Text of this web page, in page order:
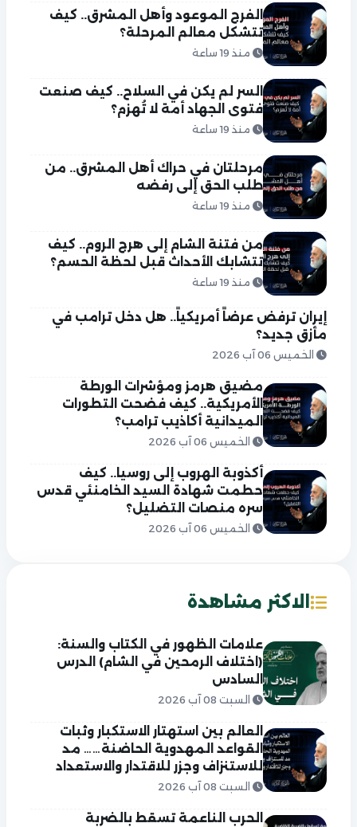
الفرج الموعود وأهل المشرق.. كيف
تتشكل معالم المرحلة؟
منذ 19 ساعة
السر لم يكن في السلاح.. كيف صنعت
فتوى الجهاد أمة لا تُهزم؟
منذ 19 ساعة
مرحلتان في حراك أهل المشرق.. من
طلب الحق إلى رفضه
منذ 19 ساعة
من فتنة الشام إلى هرج الروم.. كيف
تتشابك الأحداث قبل لحظة الحسم؟
منذ 19 ساعة
إيران ترفض عرضاً أمريكياً.. هل دخل ترامب في
مأزق جديد؟
الخميس 06 آب 2026
مضيق هرمز ومؤشرات الورطة
الأمريكية.. كيف فضحت التطورات
الميدانية أكاذيب ترامب؟
الخميس 06 آب 2026
أكذوبة الهروب إلى روسيا.. كيف
حطمت شهادة السيد الخامنئي قدس
سره منصات التضليل؟
الخميس 06 آب 2026
الاكثر مشاهدة
علامات الظهور في الكتاب والسنة:
(اختلاف الرمحين في الشام) الدرس
السادس
السبت 08 آب 2026
العالم بين استهتار الاستكبار وثبات
القواعد المهدوية الحاضنة…… مد
للاستنزاف وجزر للاقتدار والاستعداد
السبت 08 آب 2026
الحرب الناعمة تسقط بالضربة